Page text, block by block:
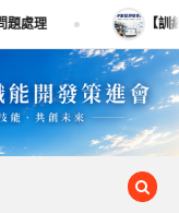
題處理 【